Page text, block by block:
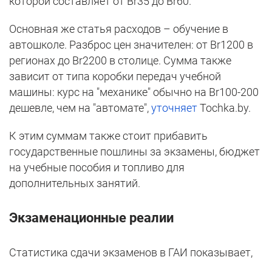
Основная же статья расходов – обучение в
автошколе. Разброс цен значителен: от Br1200 в
регионах до Br2200 в столице. Сумма также
зависит от типа коробки передач учебной
машины: курс на "механике" обычно на Br100-200
дешевле, чем на "автомате",уточняетTochka.by.
К этим суммам также стоит прибавить
государственные пошлины за экзамены, бюджет
на учебные пособия и топливо для
дополнительных занятий.
Экзаменационные реалии
Статистика сдачи экзаменов в ГАИ показывает,